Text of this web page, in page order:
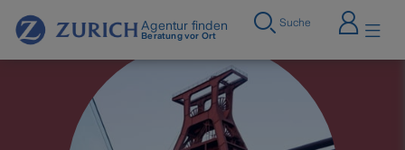
Agentur finden
Beratung vor Ort
Suche